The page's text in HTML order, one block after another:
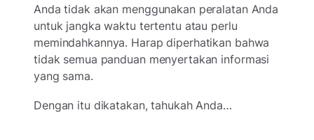
Anda tidak akan menggunakan peralatan Anda
untuk jangka waktu tertentu atau perlu
memindahkannya. Harap diperhatikan bahwa
tidak semua panduan menyertakan informasi
yang sama.
Dengan itu dikatakan, tahukah Anda…